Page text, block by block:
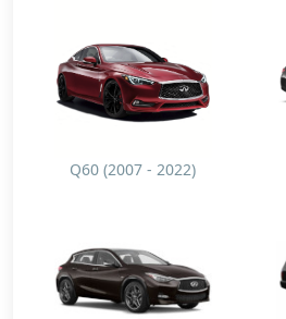
Q60 (2007 - 2022)